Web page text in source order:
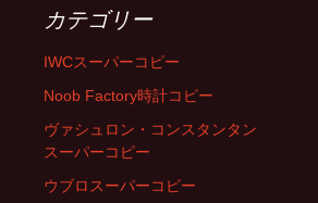
カテゴリー
IWCスーパーコピー
Noob Factory時計コピー
ヴァシュロン・コンスタンタン
スーパーコピー
ウブロスーパーコピー